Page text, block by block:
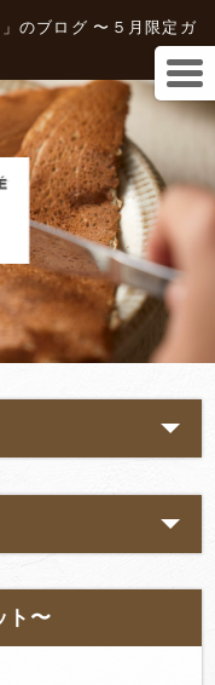
のブログ 〜５月限定ガ
ト〜